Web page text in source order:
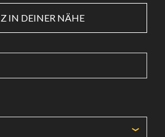
IN DEINER NÄHE